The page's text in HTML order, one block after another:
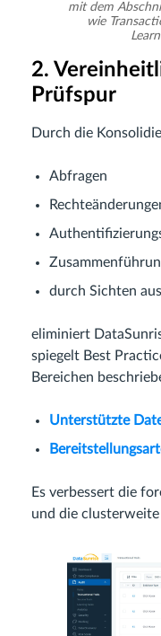
mit dem
wie
2.
Prüfspur
Durch die
Abfragen
durch Sichten
eliminiert
spiegelt Best
Bereichen
Unterstützte
Es verbessert die
und die